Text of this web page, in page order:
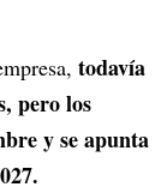
todavía
pero los
y se apunta